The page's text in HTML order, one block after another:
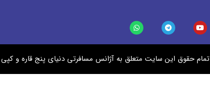
تمام حقوق این سایت متعلق به آژانس مسافرتی دنیای پنج قاره